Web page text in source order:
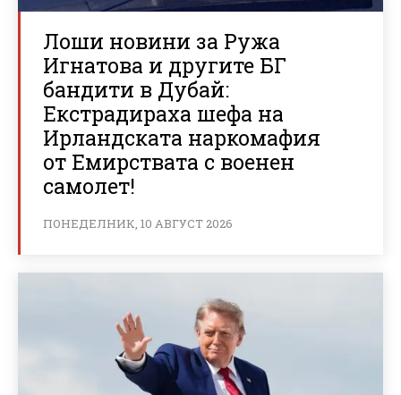
Лоши новини за Ружа
Игнатова и другите БГ
бандити в Дубай:
Екстрадираха шефа на
Ирландската наркомафия
от Емирствата с военен
самолет!
ПОНЕДЕЛНИК, 10 АВГУСТ 2026